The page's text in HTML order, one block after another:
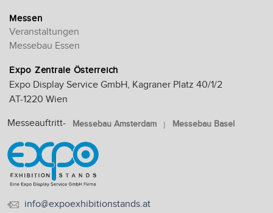
Messen
Veranstaltungen
Messebau Essen
Expo Zentrale Österreich
Expo Display Service GmbH, Kagraner Platz 40/1/2
AT-1220 Wien
Messeauftritt- Messebau Amsterdam Messebau Basel
info@expoexhibitionstands.at